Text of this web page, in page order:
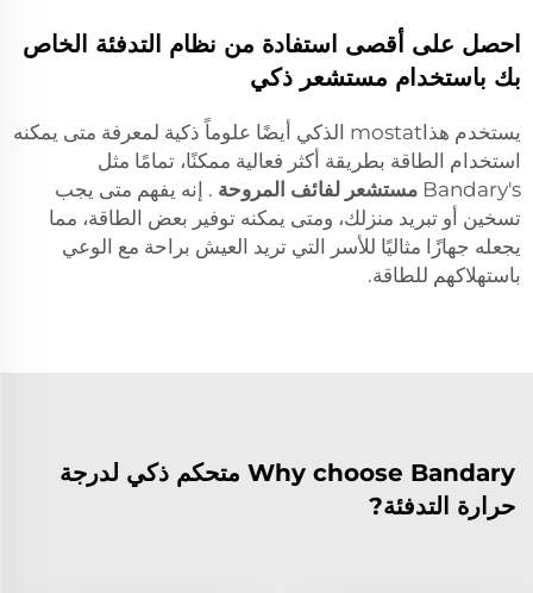
احصل على أقصى استفادة من نظام التدفئة الخاص
بك باستخدام مستشعر ذكي
يستخدم هذاmostat الذكي أيضًا علوماً ذكية لمعرفة متى يمكنه
استخدام الطاقة بطريقة أكثر فعالية ممكنًا، تمامًا مثل
Bandary's مستشعر لفائف المروحة . إنه يفهم متى يجب
تسخين أو تبريد منزلك، ومتى يمكنه توفير بعض الطاقة، مما
يجعله جهازًا مثاليًا للأسر التي تريد العيش براحة مع الوعي
باستهلاكهم للطاقة.
Why choose Bandary متحكم ذكي لدرجة
حرارة التدفئة?